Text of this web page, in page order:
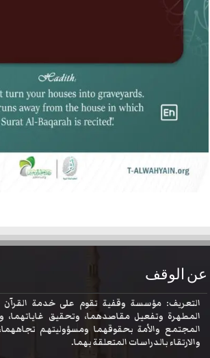
عن الوقف
التعريف: مؤسسة وقفية تقوم على خدمة القرآن
المطهرة وتفعيل مقاصدهما، وتحقيق غاياتهما،
المجتمع والأمة بحقوقهما ومسؤوليتهم
والارتقاء بالدراسات المتعلقة بهما.